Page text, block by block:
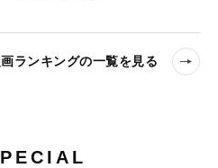
ランキングの一覧を見る